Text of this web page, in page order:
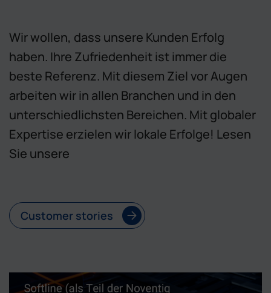
Wir wollen, dass unsere Kunden Erfolg
haben. Ihre Zufriedenheit ist immer die
beste Referenz. Mit diesem Ziel vor Augen
arbeiten wir in allen Branchen und in den
unterschiedlichsten Bereichen. Mit globaler
Expertise erzielen wir lokale Erfolge! Lesen
Sie unsere
Customer stories